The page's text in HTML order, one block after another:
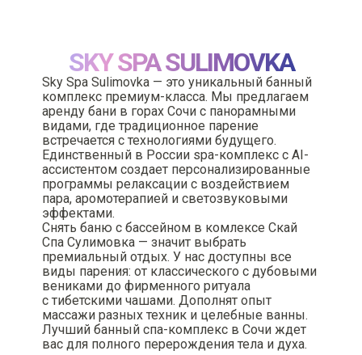
SKY SPA SULIMOVKA
Sky Spa Sulimovka — это уникальный банный
комплекс премиум-класса. Мы предлагаем
аренду бани в горах Сочи с панорамными
видами, где традиционное парение
встречается с технологиями будущего.
Единственный в России spa-комплекс с AI-
ассистентом создает персонализированные
программы релаксации с воздействием
пара, аромотерапией и светозвуковыми
эффектами.
Снять баню с бассейном в комлексе Скай
Спа Сулимовка — значит выбрать
премиальный отдых. У нас доступны все
виды парения: от классического с дубовыми
вениками до фирменного ритуала
с тибетскими чашами. Дополнят опыт
массажи разных техник и целебные ванны.
Лучший банный спа-комплекс в Сочи ждет
вас для полного перерождения тела и духа.